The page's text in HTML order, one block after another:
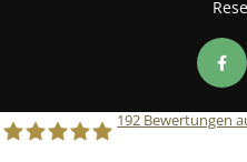
192 Bewertungen